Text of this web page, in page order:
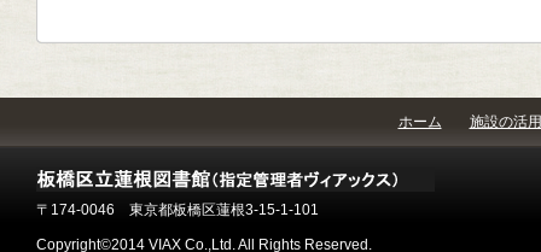
ホーム 施設の活用
〒174-0046 東京都板橋区蓮根3-15-1-101
Copyright©2014 VIAX Co.,Ltd. All Rights Reserved.